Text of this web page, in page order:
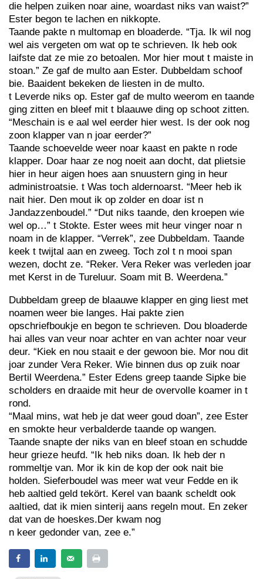
die helpen zuiken noar aine, woardast niks van waist?”
Ester begon te lachen en nikkopte.
Taande pakte n multomap en bloaderde. “Tja. Ik wil nog
wel ais vergeten om wat op te schrieven. Ik heb ook
laifste dat ze mie zo betoalen. Mor hier mout t maiste in
stoan.” Ze gaf de multo aan Ester. Dubbeldam schoof
bie. Baaident bekeken de liesten in de multo.
t Leverde niks op. Ester gaf de multo weerom en taande
ging zitten en bleef mit t blaauwe ding op schoot zitten.
“Meschain is e aal wel eerder hier west. Is der ook nog
zoon klapper van n joar eerder?”
Taande schoevelde weer noar kaast en pakte n rode
klapper. Doar haar ze nog noeit aan docht, dat plietsie
hier in heur aigen hoes aan snuustern ging in heur
administroatsie. t Was toch aldernoarst. “Meer heb ik
nait hier. Den mout ik op zolder en doar ist n
Jandazzenboudel.” “Dut niks taande, den kroepen wie
wel op…” t Stokte. Ester wees mit heur vinger noar n
noam in de klapper. “Verrek”, zee Dubbeldam. Taande
keek t twijtal aan en zweeg. Toch zol t n mooi span
wezen, docht ze. “Reker. Vera Reker was verleden joar
met Kerst in de Tureluur. Soam mit B. Weerdena.”
Dubbeldam greep de blaauwe klapper en ging liest met
noamen weer bie langes. Hai pakte zien
opschriefboukje en begon te schrieven. Dou bloaderde
hai alles van veur noar achter en van achter noar veur
deur. “Kiek en nou staait e der gewoon bie. Mor nou dit
joar zunder Vera Reker. Wie binnen dus op zuik noar
Bertil Weerdena.” Ester Edens greep taande Sipke bie
scholders en draaide mit heur de overvolle koamer in t
rond.
“Maal mins, wat heb je dat weer goud doan”, zee Ester
en smokte heur verbalderde taande op wangen.
Taande snapte der niks van en bleef stoan en schudde
heur grieze heufd. “Ik heb niks doan. Ik heb der n
rommeltje van. Mor ik kin de kop der ook nait bie
holden. Sieferboudel was meer wat veur Fedde en ik
heb aaltied geld tekört. Kerel van baank scheldt ook
aaltied, dat ik mien sinterij aans regeln mout. En zeker
dat van de hoeskes.Der kwam nog
n keer gedonder van, zee e.”